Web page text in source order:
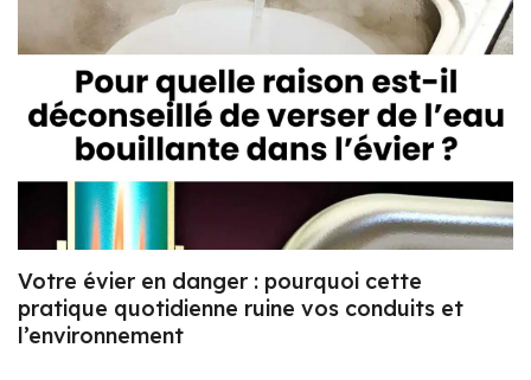
Votre évier en danger : pourquoi cette
pratique quotidienne ruine vos conduits et
l’environnement